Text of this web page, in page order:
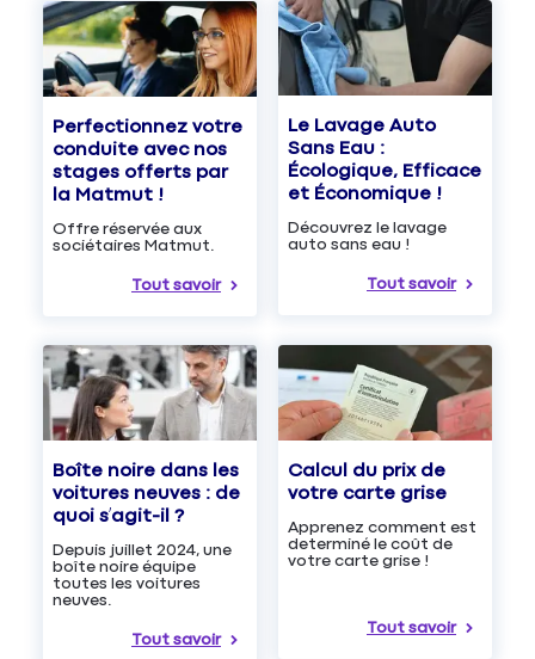
Perfectionnez votre
conduite avec nos
stages offerts par
la Matmut !
Offre réservée aux
sociétaires Matmut.
Tout savoir
Le Lavage Auto
Sans Eau :
Écologique, Efficace
et Économique !
Découvrez le lavage
auto sans eau !
Tout savoir
Boîte noire dans les
voitures neuves : de
quoi s’agit-il ?
Depuis juillet 2024, une
boîte noire équipe
toutes les voitures
neuves.
Tout savoir
Calcul du prix de
votre carte grise
Apprenez comment est
determiné le coût de
votre carte grise !
Tout savoir